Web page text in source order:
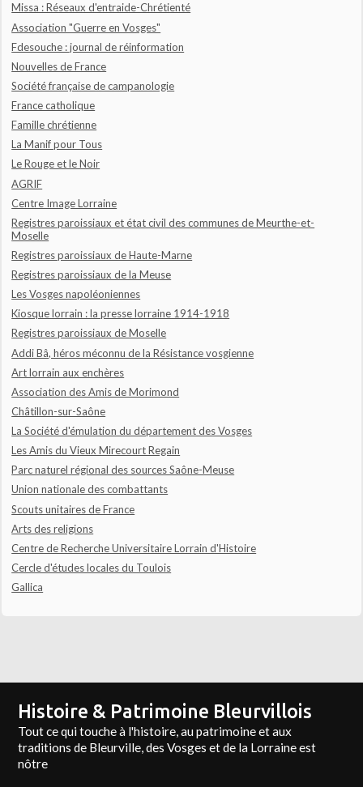
Missa : Réseaux d'entraide-Chrétienté
Association "Guerre en Vosges"
Fdesouche : journal de réinformation
Nouvelles de France
Société française de campanologie
France catholique
Famille chrétienne
La Manif pour Tous
Le Rouge et le Noir
AGRIF
Centre Image Lorraine
Registres paroissiaux et état civil des communes de Meurthe-et-
Moselle
Registres paroissiaux de Haute-Marne
Registres paroissiaux de la Meuse
Les Vosges napoléoniennes
Kiosque lorrain : la presse lorraine 1914-1918
Registres paroissiaux de Moselle
Addi Bâ, héros méconnu de la Résistance vosgienne
Art lorrain aux enchères
Association des Amis de Morimond
Châtillon-sur-Saône
La Société d'émulation du département des Vosges
Les Amis du Vieux Mirecourt Regain
Parc naturel régional des sources Saône-Meuse
Union nationale des combattants
Scouts unitaires de France
Arts des religions
Centre de Recherche Universitaire Lorrain d'Histoire
Cercle d'études locales du Toulois
Gallica
Histoire & Patrimoine Bleurvillois
Tout ce qui touche à l'histoire, au patrimoine et aux
traditions de Bleurville, des Vosges et de la Lorraine est
nôtre